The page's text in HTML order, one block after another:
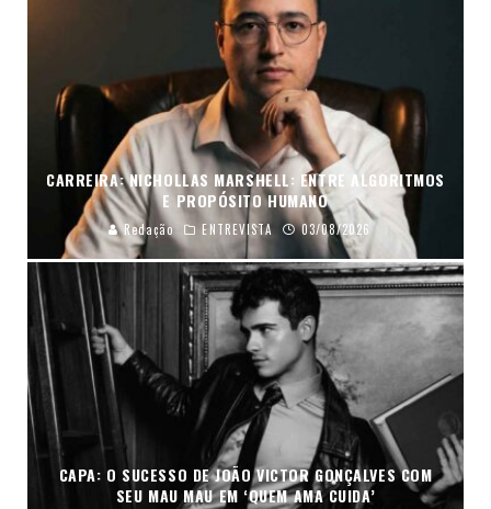
CARREIRA: NICHOLLAS MARSHELL: ENTRE ALGORITMOS
E PROPÓSITO HUMANO
Redação ENTREVISTA 03/08/2026
CAPA: O SUCESSO DE JOÃO VICTOR GONÇALVES COM
SEU MAU MAU EM ‘QUEM AMA CUIDA’